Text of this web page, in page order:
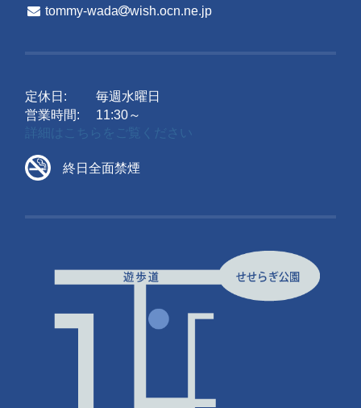
tommy-wada
wish.ocn.ne.jp
定休日:
毎週水曜日
営業時間:
11:30～
詳細はこちらをご覧ください
終日全面禁煙